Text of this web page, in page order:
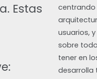
Estas
centrando
usuarios,
sobre
tener en
desarrolla